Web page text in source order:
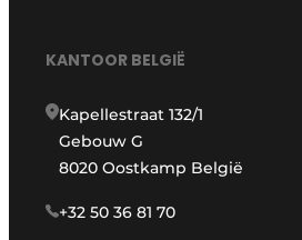
KANTOOR BELGIË
Kapellestraat 132/1
Gebouw G
8020 Oostkamp België
+32 50 36 81 70